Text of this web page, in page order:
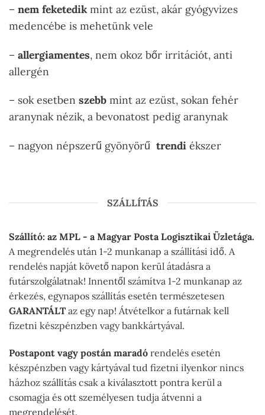
– nem feketedikmint az ezüst, akár gyógyvizes
medencébe is mehetünk vele
– allergiamentes, nem okoz bőr irritációt, anti
allergén
– sok esetben szebb mint az ezüst, sokan fehér
aranynak nézik, a bevonatost pedig aranynak
– nagyon népszerű gyönyörű trendi ékszer
SZÁLLÍTÁS
Szállító: az MPL - a Magyar Posta Logisztikai Üzletága.
A megrendelés után 1-2 munkanap a szállítási idő. A
rendelés napját követő napon kerül átadásra a
futárszolgálatnak! Innentől számítva 1-2 munkanap az
érkezés, egynapos szállítás esetén természetesen
GARANTÁLTaz egy nap! Átvételkor a futárnak kell
fizetni készpénzben vagy bankkártyával.
Postapont vagy postán maradórendelés esetén
készpénzben vagy kártyával tud fizetni ilyenkor nincs
házhoz szállítás csak a kiválasztott pontra kerül a
csomagja és ott személyesen tudja átvenni a
megrendelését.